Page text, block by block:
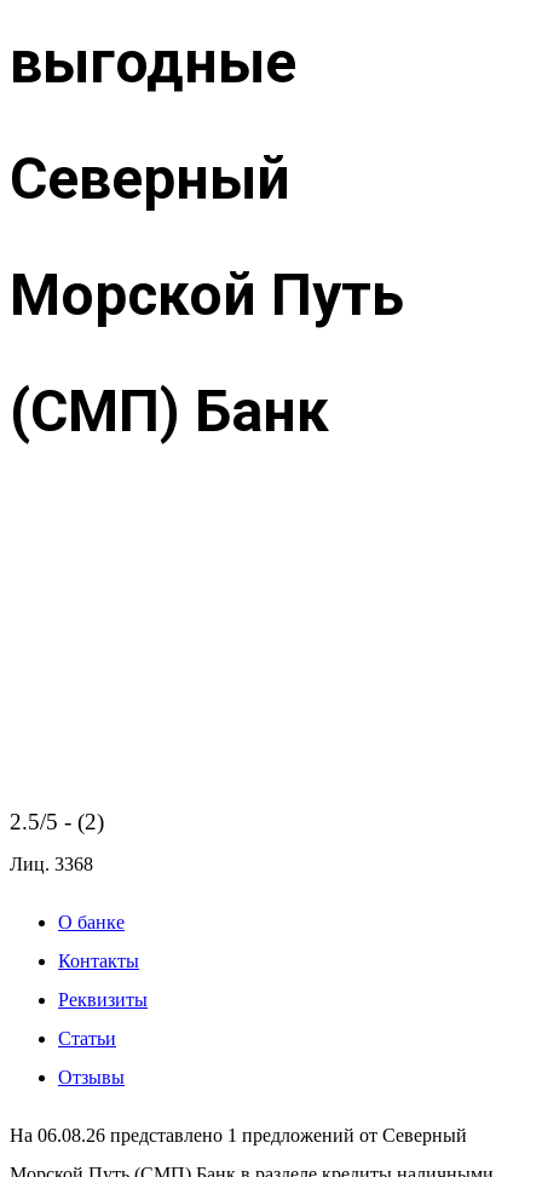
выгодные
Северный
Морской Путь
(СМП) Банк
2.5/5 - (2)
Лиц. 3368
О банке
Контакты
Реквизиты
Статьи
Отзывы
На 06.08.26 представлено 1 предложений от Северный